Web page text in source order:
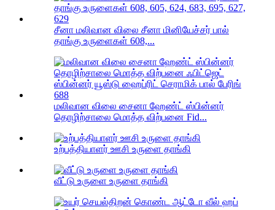
சீனா மலிவான விலை சீனா மினியேச்சர் பால்
தாங்கு உருளைகள் 608,...
மலிவான விலை சைனா ஹேண்ட் ஸ்பின்னர்
தொழிற்சாலை மொத்த விற்பனை Fid...
உற்பத்தியாளர் ஊசி உருளை தாங்கி
வீட்டு உருளை உருளை தாங்கி